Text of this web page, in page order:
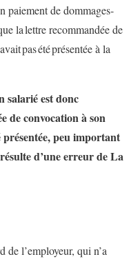
paiement de dommages-
la lettre recommandée de
pas été présentée à la
salarié est donc
de convocation à son
peu important
d’une erreur de La
de l’employeur, qui n’a